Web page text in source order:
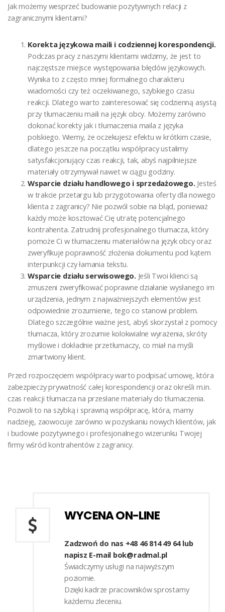
Jak możemy wesprzeć budowanie pozytywnych relacji z
zagranicznymi klientami?
Korekta językowa maili i codziennej korespondencji.
Podczas pracy z naszymi klientami widzimy, że jest to
najczęstsze miejsce występowania błędów językowych.
Wynika to z często mniej formalnego charakteru
wiadomości czy też oczekiwanego, szybkiego czasu
reakcji. Dlatego warto zainteresować się codzienną asystą
przy tłumaczeniu maili na język obcy. Możemy zarówno
dokonać korekty jak i tłumaczenia maila z języka
polskiego. Wiemy, że oczekujesz efektu w krótkim czasie,
dlatego jeszcze na początku współpracy ustalimy
satysfakcjonujący czas reakcji, tak, abyś najpilniejsze
materiały otrzymywał nawet w ciągu godziny.
Wsparcie działu handlowego i sprzedażowego.Jesteś
w trakcie przetargu lub przygotowania oferty dla nowego
klienta z zagranicy? Nie pozwól sobie na błąd, ponieważ
każdy może kosztować Cię utratę potencjalnego
kontrahenta. Zatrudnij profesjonalnego tłumacza, który
pomoże Ci w tłumaczeniu materiałów na język obcy oraz
zweryfikuje poprawność złożenia dokumentu pod kątem
interpunkcji czy łamania tekstu.
Wsparcie działu serwisowego.Jeśli Twoi klienci są
zmuszeni zweryfikować poprawne działanie wysłanego im
urządzenia, jednym z najważniejszych elementów jest
odpowiednie zrozumienie, tego co stanowi problem.
Dlatego szczególnie ważne jest, abyś skorzystał z pomocy
tłumacza, który zrozumie kolokwialne wyrażenia, skróty
myślowe i dokładnie przetłumaczy, co miał na myśli
zmartwiony klient.
Przed rozpoczęciem współpracy warto podpisać umowę, która
zabezpieczy prywatność całej korespondencji oraz określi m.in.
czas reakcji tłumacza na przesłane materiały do tłumaczenia.
Pozwoli to na szybką i sprawną współpracę, która, mamy
nadzieję, zaowocuje zarówno w pozyskaniu nowych klientów, jak
i budowie pozytywnego i profesjonalnego wizerunku Twojej
firmy wśród kontrahentów z zagranicy.
WYCENA ON-LINE
Zadzwoń do nas +48 46 814 49 64 lub
napisz E-mail bok@radmal.pl
Świadczymy usługi na najwyższym
poziomie.
Dzięki kadrze pracowników sprostamy
każdemu zleceniu.